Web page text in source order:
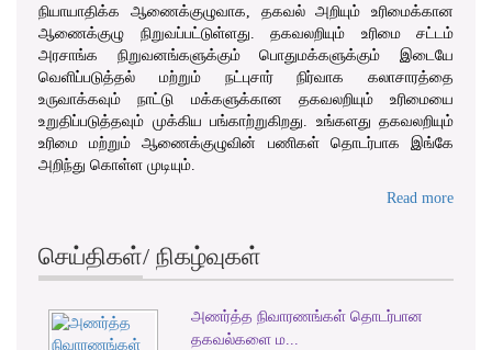
நியாயாதிக்க ஆணைக்குழுவாக, தகவல் அறியும் உரிமைக்கான
ஆணைக்குழு நிறுவப்பட்டுள்ளது. தகவலறியும் உரிமை சட்டம்
அரசாங்க நிறுவனங்களுக்கும் பொதுமக்களுக்கும் இடையே
வெளிப்படுத்தல் மற்றும் நட்புசார் நிர்வாக கலாசாரத்தை
உருவாக்கவும் நாட்டு மக்களுக்கான தகவலறியும் உரிமையை
உறுதிப்படுத்தவும் முக்கிய பங்காற்றுகிறது. உங்களது தகவலறியும்
உரிமை மற்றும் ஆணைக்குழுவின் பணிகள் தொடர்பாக இங்கே
அறிந்து கொள்ள முடியும்.
Read more
செய்திகள்/ நிகழ்வுகள்
1 2
அணர்த்த நிவாரணங்கள் தொடர்பான
தகவல்களை ம...